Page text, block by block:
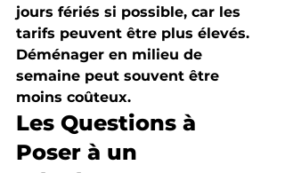
jours fériés si possible, car les
tarifs peuvent être plus élevés.
Déménager en milieu de
semaine peut souvent être
moins coûteux.
Les Questions à
Poser à un